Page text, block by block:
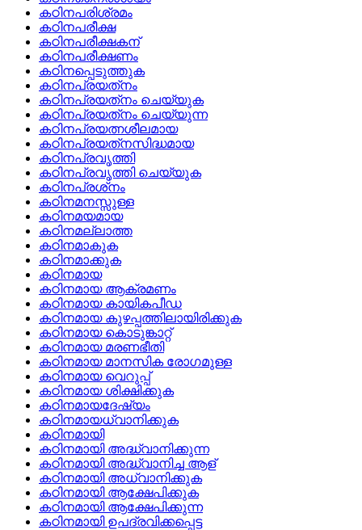
കഠിനപരിശ്രമം
കഠിനപരീക്ഷ
കഠിനപരീക്ഷകന്
കഠിനപരീക്ഷണം
കഠിനപ്പെടുത്തുക
കഠിനപ്രയത്‌നം
കഠിനപ്രയത്‌നം ചെയ്യുക
കഠിനപ്രയത്‌നം ചെയ്യുന്ന
കഠിനപ്രയത്നശീലമായ
കഠിനപ്രയത്‌നസിദ്ധമായ
കഠിനപ്രവൃത്തി
കഠിനപ്രവൃത്തി ചെയ്യുക
കഠിനപ്രശ്‌നം
കഠിനമനസ്സുള്ള
കഠിനമയമായ
കഠിനമല്ലാത്ത
കഠിനമാകുക
കഠിനമാക്കുക
കഠിനമായ
കഠിനമായ ആക്രമണം
കഠിനമായ കായികപീഡ
കഠിനമായ കുഴപ്പത്തിലായിരിക്കുക
കഠിനമായ കൊടുങ്കാറ്റ്
കഠിനമായ മരണഭീതി
കഠിനമായ മാനസിക രോഗമുള്ള
കഠിനമായ വെറുപ്പ്
കഠിനമായ ശിക്ഷിക്കുക
കഠിനമായദേഷ്യം
കഠിനമായധ്വാനിക്കുക
കഠിനമായി
കഠിനമായി അദ്ധ്വാനിക്കുന്ന
കഠിനമായി അദ്ധ്വാനിച്ച ആള്
കഠിനമായി അധ്വാനിക്കുക
കഠിനമായി ആക്ഷേപിക്കുക
കഠിനമായി ആക്ഷേപിക്കുന്ന
കഠിനമായി ഉപദ്രവിക്കപ്പെട്ട